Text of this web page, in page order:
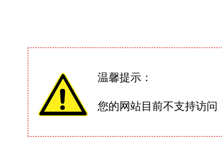
温馨提示：
您的网站目前不支持访